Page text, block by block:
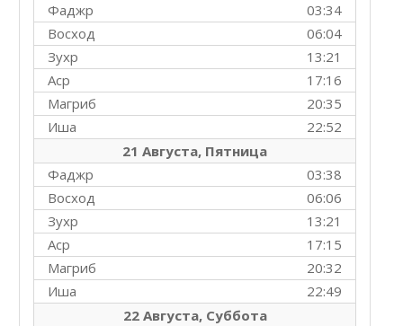
03:34
Фаджр
06:04
Восход
13:21
Зухр
17:16
Аср
20:35
Магриб
22:52
Иша
21 Августа, Пятница
03:38
Фаджр
06:06
Восход
13:21
Зухр
17:15
Аср
20:32
Магриб
22:49
Иша
22 Августа, Суббота